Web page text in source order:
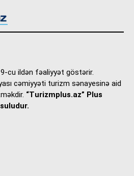
cu ildən fəaliyyət göstərir.
cəmiyyəti turizm sənayesinə aid
“Turizmplus.az” Plus